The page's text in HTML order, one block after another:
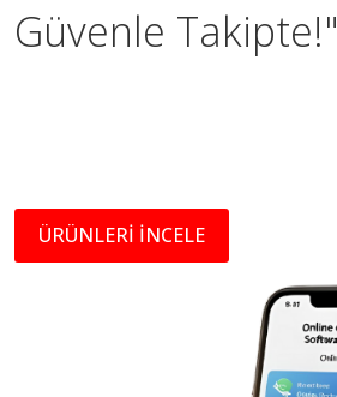
Güvenle Takipte!"
ÜRÜNLERİ İNCELE